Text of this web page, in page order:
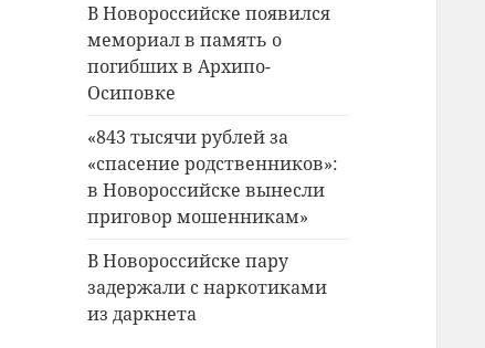
В Новороссийске появился
мемориал в память о
погибших в Архипо-
Осиповке
«843 тысячи рублей за
«спасение родственников»:
в Новороссийске вынесли
приговор мошенникам»
В Новороссийске пару
задержали с наркотиками
из даркнета